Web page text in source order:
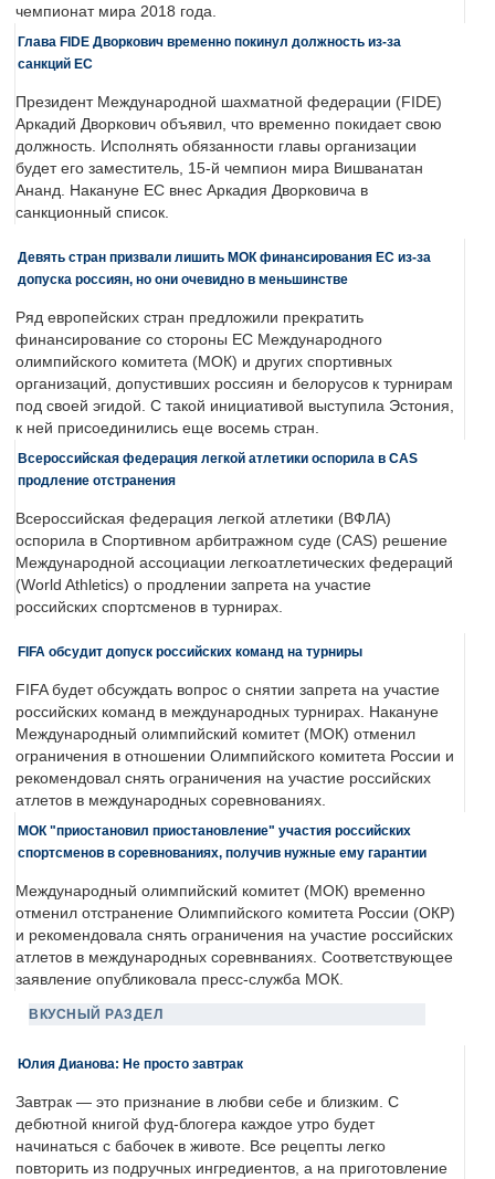
чемпионат мира 2018 года.
Глава FIDE Дворкович временно покинул должность из-за
санкций ЕС
Президент Международной шахматной федерации (FIDE)
Аркадий Дворкович объявил, что временно покидает свою
должность. Исполнять обязанности главы организации
будет его заместитель, 15-й чемпион мира Вишванатан
Ананд. Накануне ЕС внес Аркадия Дворковича в
санкционный список.
Девять стран призвали лишить МОК финансирования ЕС из-за
допуска россиян, но они очевидно в меньшинстве
Ряд европейских стран предложили прекратить
финансирование со стороны ЕС Международного
олимпийского комитета (МОК) и других спортивных
организаций, допустивших россиян и белорусов к турнирам
под своей эгидой. С такой инициативой выступила Эстония,
к ней присоединились еще восемь стран.
Всероссийская федерация легкой атлетики оспорила в CAS
продление отстранения
Всероссийская федерация легкой атлетики (ВФЛА)
оспорила в Спортивном арбитражном суде (CAS) решение
Международной ассоциации легкоатлетических федераций
(World Athletics) о продлении запрета на участие
российских спортсменов в турнирах.
FIFA обсудит допуск российских команд на турниры
FIFA будет обсуждать вопрос о снятии запрета на участие
российских команд в международных турнирах. Накануне
Международный олимпийский комитет (МОК) отменил
ограничения в отношении Олимпийского комитета России и
рекомендовал снять ограничения на участие российских
атлетов в международных соревнованиях.
МОК "приостановил приостановление" участия российских
спортсменов в соревнованиях, получив нужные ему гарантии
Международный олимпийский комитет (МОК) временно
отменил отстранение Олимпийского комитета России (ОКР)
и рекомендовала снять ограничения на участие российских
атлетов в международных соревнваниях. Соответствующее
заявление опубликовала пресс-служба МОК.
ВКУСНЫЙ РАЗДЕЛ
Юлия Дианова: Не просто завтрак
Завтрак — это признание в любви себе и близким. С
дебютной книгой фуд-блогера каждое утро будет
начинаться с бабочек в животе. Все рецепты легко
повторить из подручных ингредиентов, а на приготовление